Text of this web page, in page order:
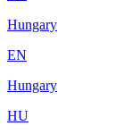
Hungary
EN
Hungary
HU